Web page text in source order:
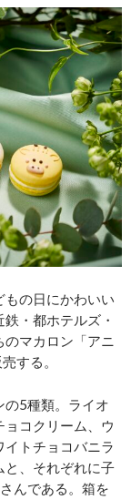
の日にかわいい
・都ホテルズ・
マカロン「アニ
する。
5種類。ライオ
コクリーム、ウ
トチョコバニラ
と、それぞれに子
んである。箱を